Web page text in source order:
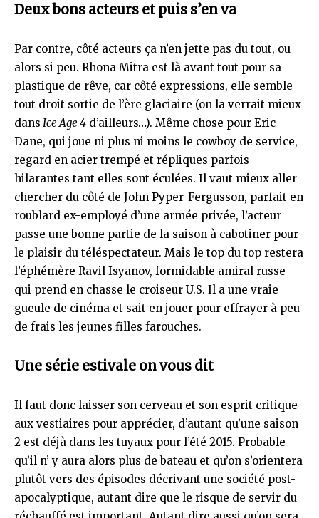
Deux bons acteurs et puis s’en va
Par contre, côté acteurs ça n’en jette pas du tout, ou
alors si peu. Rhona Mitra est là avant tout pour sa
plastique de rêve, car côté expressions, elle semble
tout droit sortie de l’ère glaciaire (on la verrait mieux
dans Ice Age 4 d’ailleurs…). Même chose pour Eric
Dane, qui joue ni plus ni moins le cowboy de service,
regard en acier trempé et répliques parfois
hilarantes tant elles sont éculées. Il vaut mieux aller
chercher du côté de John Pyper-Fergusson, parfait en
roublard ex-employé d’une armée privée, l’acteur
passe une bonne partie de la saison à cabotiner pour
le plaisir du téléspectateur. Mais le top du top restera
l’éphémère Ravil Isyanov, formidable amiral russe
qui prend en chasse le croiseur U.S. Il a une vraie
gueule de cinéma et sait en jouer pour effrayer à peu
de frais les jeunes filles farouches.
Une série estivale on vous dit
Il faut donc laisser son cerveau et son esprit critique
aux vestiaires pour apprécier, d’autant qu’une saison
2 est déjà dans les tuyaux pour l’été 2015. Probable
qu’il n’ y aura alors plus de bateau et qu’on s’orientera
plutôt vers des épisodes décrivant une société post-
apocalyptique, autant dire que le risque de servir du